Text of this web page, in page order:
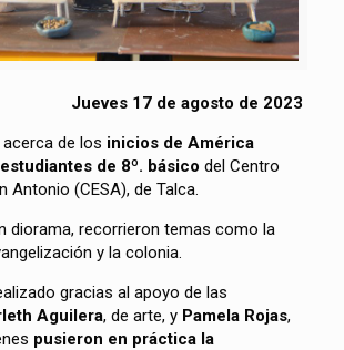
Jueves 17 de agosto de 2023
de los inicios de América
de 8º. básico del Centro
Antonio (CESA), de Talca.
diorama, recorrieron temas como la
y la colonia.
gracias al apoyo de las
Aguilera, de arte, y Pamela Rojas,
pusieron en práctica la